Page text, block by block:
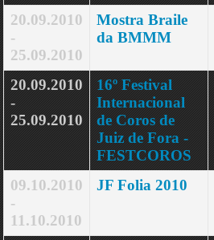
20.09.2010
-
25.09.2010
Mostra Braile
da BMMM
20.09.2010
-
25.09.2010
16º Festival
Internacional
de Coros de
Juiz de Fora -
FESTCOROS
09.10.2010
-
11.10.2010
JF Folia 2010